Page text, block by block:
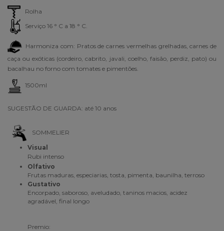
Rolha
Serviço 16 ° C a 18 ° C.
Harmoniza com: Pratos de carnes vermelhas grelhadas, carnes de
caça ou exóticas (cordeiro, cabrito, javali, coelho, faisão, perdiz, pato) ou
bacalhau no forno com tomates e pimentões.
1500ml
SUGESTÃO DE GUARDA: até 10 anos
SOMMELIER
Visual
Rubi intenso
Olfativo
Frutas maduras, especiarias, tosta, pimenta, baunilha, terroso
Gustativo
Encorpado, saboroso, aveludado, taninos macios, acidez
agradável, final longo
Premio: